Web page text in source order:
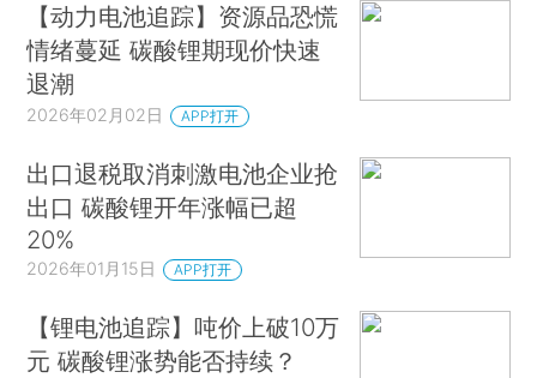
【动力电池追踪】资源品恐慌
情绪蔓延 碳酸锂期现价快速
退潮
2026年02月02日 APP打开
出口退税取消刺激电池企业抢
出口 碳酸锂开年涨幅已超
20%
2026年01月15日 APP打开
【锂电池追踪】吨价上破10万
元 碳酸锂涨势能否持续？